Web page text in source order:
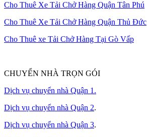
Cho Thuê Xe Tải Chở Hàng Quận Tân Phú
Cho Thuê Xe Tải Chở Hàng Quận Thủ Đức
Cho Thuê xe Tải Chở Hàng Tại Gò Vấp
CHUYỂN NHÀ TRỌN GÓI
Dịch vụ chuyển nhà Quận 1.
Dịch vụ chuyển nhà Quận 2.
Dịch vụ chuyển nhà Quận 3.